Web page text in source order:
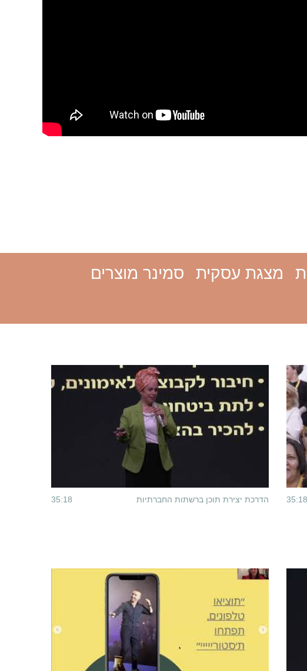
מצגת עסקית
סמינר מוצרים
35:18
35:18 הדרכת יצירת תוכן ברשתות החברתיות